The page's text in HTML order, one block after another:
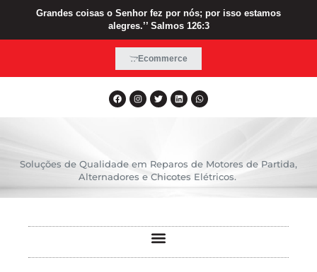
Grandes coisas o Senhor fez por nós; por isso estamos
alegres.’’ Salmos 126:3
Ecommerce
Soluções de Qualidade em Reparos de Motores de Partida,
Alternadores e Chicotes Elétricos.